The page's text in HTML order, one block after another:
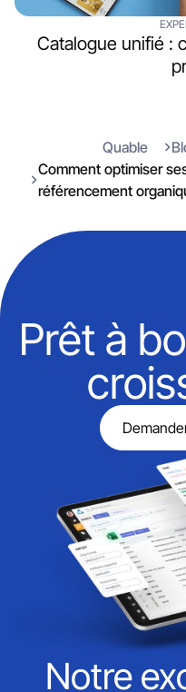
Catalogue unifié :
Quable
Comment optimiser
référencement
Prêt à
Notre